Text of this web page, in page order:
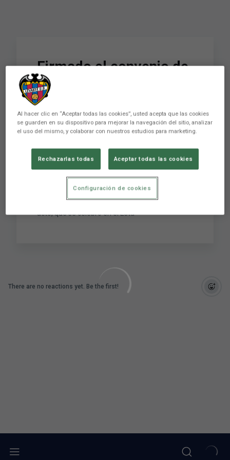
Firmado el convenio de
colaboración entre el
Levante UD y la
Universidad Católica
El Presidente del Levante UD, Quico Catalán, y el
Rector de la Universidad Católica de Valencia
“San Vicente Mártir”, José Alfredo Peris,
firmaron en el día de ayer un convenio de
colaboración entre ambas entidades. En este
acto, que se celebró en el Esta
There are no reactions yet. Be the first!
Al hacer clic en “Aceptar todas las cookies”, usted acepta que las cookies
se guarden en su dispositivo para mejorar la navegación del sitio, analizar
el uso del mismo, y colaborar con nuestros estudios para marketing.
Rechazarlas todas Aceptar todas las cookies
Configuración de cookies